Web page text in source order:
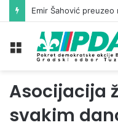
Meni
Asocijacija
svakim